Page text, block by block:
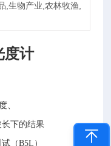
,生物产业,农林牧渔,
度计
、
长下的结果
试 （B5L）